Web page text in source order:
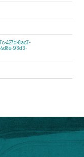
427d-8ac7-
93d3-